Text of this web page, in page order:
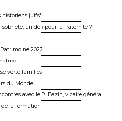
historiens juifs"
sobriété, un défi pour la fraternité ?"
2023
verte familles
du Monde"
avec le P. Bazin, vicaire général
de la formation